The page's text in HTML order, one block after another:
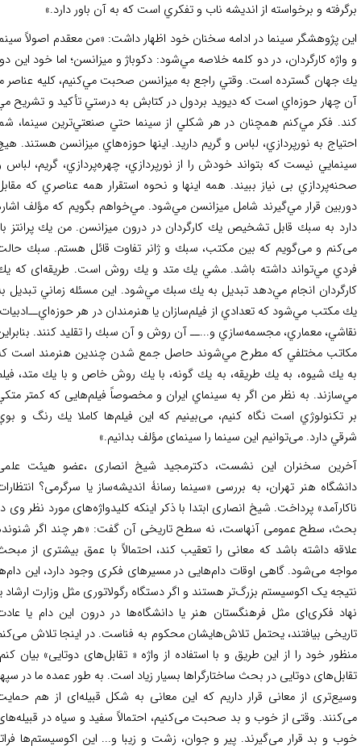
و برخواسته از انديشه ناب و تفكري است كه به آن باور دارد.»
پژوهشگر سینما در ادامه سخنان خود اظهار داشت: «من معقدم اصولاً سينما
كارگردان، در دو كلمه خلاصه مي‌شود: دكوباژ و ميزانسن؛ اما خود اين دو،
جهان گسترده است. وقتي راجع به ميزانسن صحبت مي‌كنيم، كليه عناصر ما
چهار حوزه‌اي است كه دیوید بردول در كتابش به درستي تأكيد و تشريح مي‌
فكر مي‌كنم همچنان در هر شكلي از سينما حتي صنعتي‌ترين سينما، شما
به نورپردازي، لباس و گريم داريد. اينها حوزه‌هاي ميزانسن هستند. هيچ
نيست كه بتواند خودش را از نورپردازي، چهره‌پردازي، گریم، لباس و
بی نیاز ببیند. همه اينها و نحوه استقرار همه عناصري كه مقابل
قرار مي‌گيرند شامل ميزانسن مي‌شود. مي‌خواهم بگویم كه مؤلف اشاره
به سبك قابل تشخيص يك كارگردان در درون ميزانسن. من يك پرانتز باز
و می‌گویم که بين مكتب، سبك و ژانر تفاوت قائل هستم. سبك حالت
مي‌تواند داشته باشد. مشي يك متد و يك روش است. طريقه‌ای که يك
انجام مي‌دهد تبديل به يك سبك مي‌شود. این مسئله زماني تبديل به
مكتب مي‌شود كه تعدادي از فيلم‌سازان يا هنرمندان در هر حوزه‌اي‌ــ‌ادبيات،
معماري، مجسمه‌سازي و...‌ــ آن روش و آن سبك را تقليد كنند. بنابراين
مختلفي كه مطرح مي‌شوند حاصل جمع شدن چندين هنرمند است كه
يك شيوه، به يك طريقه، به يك گونه، با يك روش خاص و با يك متد، فيلم
به نظر من اگر به سينماي ايران و مخصوصاً فیلم‌هایی كه كمتر متكي
تكنولوژي است نگاه كنيم، می‌بینیم که این فیلم‌ها كاملا يك رنگ و بوي
دارد. می‌توانیم این سینما را سینمای مؤلف بدانیم.»
سخنران این نشست، دکترمجید شیخ انصاری ،عضو هیئت علمی
هنر تهران، به بررسی «سینما رسانۀ اندیشه‌ساز یا سرگرمی؟ انتظارات
پرداخت. شیخ انصاری ابتدا با ذکر اینکه کلیدواژه‌های مورد نظر وی در
سطح عمومی آنهاست، نه سطح تاریخی آن گفت: «هر چند اگر شنونده
داشته باشد که معانی را تعقیب کند، احتمالاً با عمق بیشتری از مبحث
می‌شود. گاهی اوقات دام‌هایی در مسیرهای فکری وجود دارد، این دام‌ها
یک اکوسیستم بزرگ‌تر هستند و اگر دستگاه رگولاتوری مثل وزارت ارشاد یا
فکر‌ی‌ای مثل فرهنگستان هنر یا دانشگاه‌ها در درون این دام یا عادت
بیافتند، یحتمل تلاش‌هایشان محکوم به فناست. در اینجا تلاش می‌کنم
خود را از این طریق و با استفاده از واژه « تقابل‌های دوتایی» بیان کنم.
دوتایی در بحث ساختارگراها بسیار زیاد است. به طور عمده ما در سپهر
از معانی قرار داریم که این معانی به شکل قبیله‌ای از هم حمایت
وقتی از خوب و بد صحبت می‌کنیم، احتمالاً سفید و سیاه در قبیله‌های
و بد قرار می‌گیرند. پیر و جوان، زشت و زیبا و... این اکوسیستم‌ها فراتر